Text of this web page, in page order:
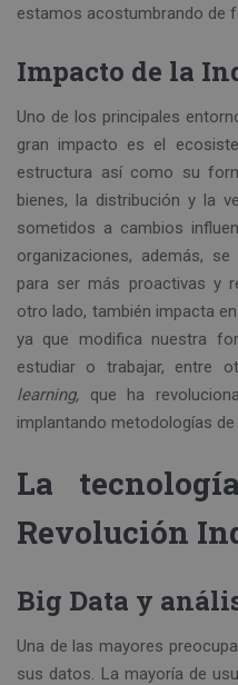
estamos acostumbrando de
Impacto de la
Uno de los principales
gran impacto es el
estructura así como su
bienes, la distribución y la
sometidos a cambios
organizaciones, además,
para ser más proactivas y
otro lado, también impacta
ya que modifica nuestra
estudiar o trabajar, entre
learning, que ha
implantando metodologías
La
Revolución
Big Data y
Una de las mayores
sus datos. La mayoría de